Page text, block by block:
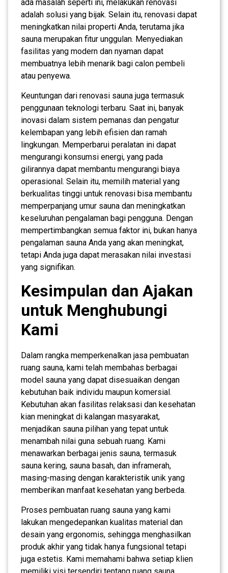
ada masalah seperti ini, melakukan renovasi
adalah solusi yang bijak. Selain itu, renovasi dapat
meningkatkan nilai properti Anda, terutama jika
sauna merupakan fitur unggulan. Menyediakan
fasilitas yang modern dan nyaman dapat
membuatnya lebih menarik bagi calon pembeli
atau penyewa.
Keuntungan dari renovasi sauna juga termasuk
penggunaan teknologi terbaru. Saat ini, banyak
inovasi dalam sistem pemanas dan pengatur
kelembapan yang lebih efisien dan ramah
lingkungan. Memperbarui peralatan ini dapat
mengurangi konsumsi energi, yang pada
gilirannya dapat membantu mengurangi biaya
operasional. Selain itu, memilih material yang
berkualitas tinggi untuk renovasi bisa membantu
memperpanjang umur sauna dan meningkatkan
keseluruhan pengalaman bagi pengguna. Dengan
mempertimbangkan semua faktor ini, bukan hanya
pengalaman sauna Anda yang akan meningkat,
tetapi Anda juga dapat merasakan nilai investasi
yang signifikan.
Kesimpulan dan Ajakan
untuk Menghubungi
Kami
Dalam rangka memperkenalkan jasa pembuatan
ruang sauna, kami telah membahas berbagai
model sauna yang dapat disesuaikan dengan
kebutuhan baik individu maupun komersial.
Kebutuhan akan fasilitas relaksasi dan kesehatan
kian meningkat di kalangan masyarakat,
menjadikan sauna pilihan yang tepat untuk
menambah nilai guna sebuah ruang. Kami
menawarkan berbagai jenis sauna, termasuk
sauna kering, sauna basah, dan inframerah,
masing-masing dengan karakteristik unik yang
memberikan manfaat kesehatan yang berbeda.
Proses pembuatan ruang sauna yang kami
lakukan mengedepankan kualitas material dan
desain yang ergonomis, sehingga menghasilkan
produk akhir yang tidak hanya fungsional tetapi
juga estetis. Kami memahami bahwa setiap klien
memiliki visi tersendiri tentang ruang sauna